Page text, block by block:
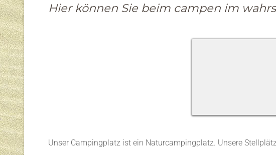
Hier können Sie beim campen im
Unser Campingplatz ist ein Naturcampingplatz. Unsere